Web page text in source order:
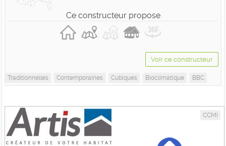
Ce constructeur propose
Voir ce constructeur
Traditionnelles Contemporaines Cubiques Bioclimatique BBC
CCMI